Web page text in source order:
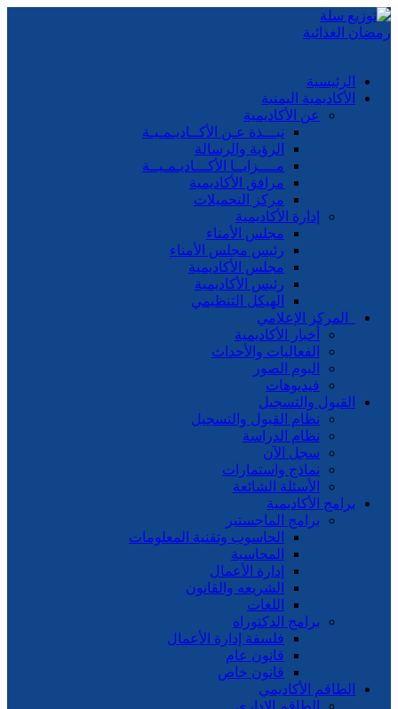
الرئيسية
الأكاديمية اليمنية
عن الأكاديمية
نبـــذة عـن الأكــاديـمـيـة
الرؤية والرسالة
مــــزايــا الأكـــاديـمـيــة
مرافق الأكاديمية
مركز التحميلات
إدارة الأكاديمية
مجلس الأمناء
رئيس مجلس الأمناء
مجلس الأكاديمية
رئيس الأكاديمية
الهيكل التنظيمي
المركز الإعلامي
أخبار الأكاديمية
الفعاليات والأحداث
البوم الصور
فيديوهات
القبول والتسجيل
نظام القبول والتسجيل
نظام الدراسة
سجل الآن
نماذج واستمارات
الأسئلة الشائعة
برامج الأكاديمية
برامج الماجستير
الحاسوب وتقنية المعلومات
المحاسبة
إدارة الأعمال
الشريعه والقانون
اللغات
برامج الدكتوراه
فلسفة إدارة الأعمال
قانون عام
قانون خاص
الطاقم الأكاديمي
الطاقم الإداري